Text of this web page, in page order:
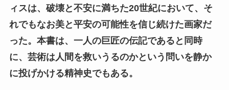
ィスは、破壊と不安に満ちた20世紀において、そ
れでもなお美と平安の可能性を信じ続けた画家だ
った。本書は、一人の巨匠の伝記であると同時
に、芸術は人間を救いうるのかという問いを静か
に投げかける精神史でもある。